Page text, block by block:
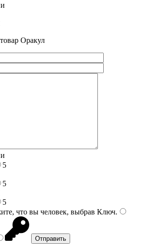
Оракул
5
5
5
что вы человек, выбрав Ключ.